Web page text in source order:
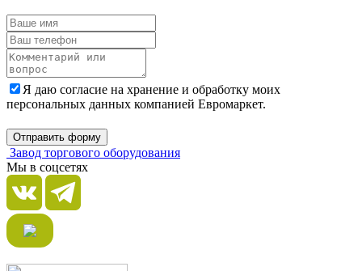
Я даю согласие на хранение и обработку моих
персональных данных компанией Евромаркет.
Отправить форму
Завод торгового оборудования
Мы в соцсетях